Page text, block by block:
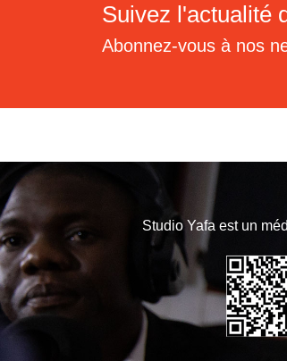
Suivez l'actualité
Abonnez-vous à nos
Studio Yafa est un